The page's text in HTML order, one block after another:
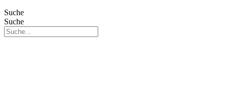
Suche
Suche